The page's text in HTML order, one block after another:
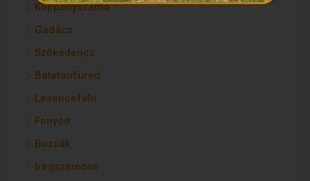
Koppányszántó
Gadács
Szőkedencs
Balatonfüred
Lesencefalu
Fonyód
Buzsák
Iregszemcse